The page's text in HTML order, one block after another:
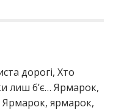
дорогі, Хто
лиш б’є… Ярмарок,
Ярмарок, ярмарок,